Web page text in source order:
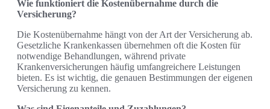
Wie funktioniert die Kostenübernahme durch die
Versicherung?
Die Kostenübernahme hängt von der Art der Versicherung ab.
Gesetzliche Krankenkassen übernehmen oft die Kosten für
notwendige Behandlungen, während private
Krankenversicherungen häufig umfangreichere Leistungen
bieten. Es ist wichtig, die genauen Bestimmungen der eigenen
Versicherung zu kennen.